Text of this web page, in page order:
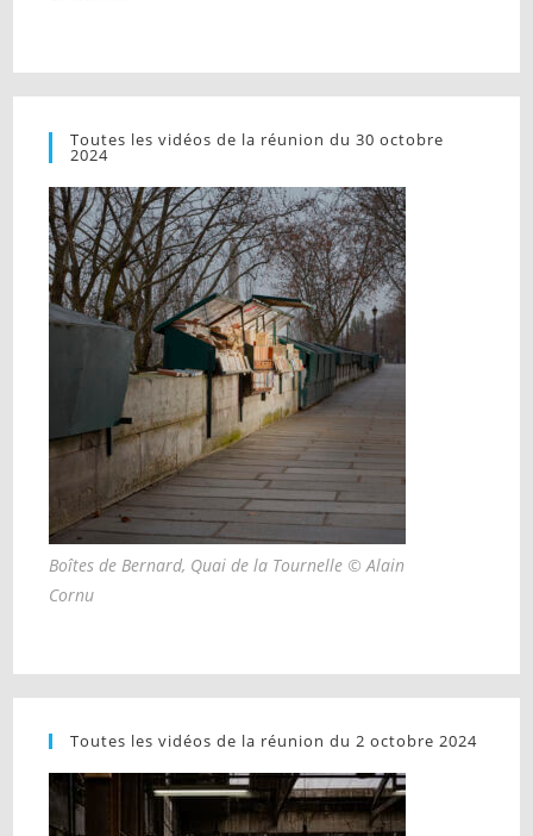
Toutes les vidéos de la réunion du 30 octobre
2024
Boîtes de Bernard, Quai de la Tournelle © Alain
Cornu
Toutes les vidéos de la réunion du 2 octobre 2024